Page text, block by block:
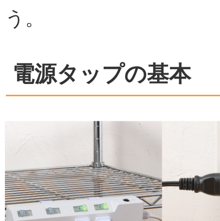
う。
電源タップの基本